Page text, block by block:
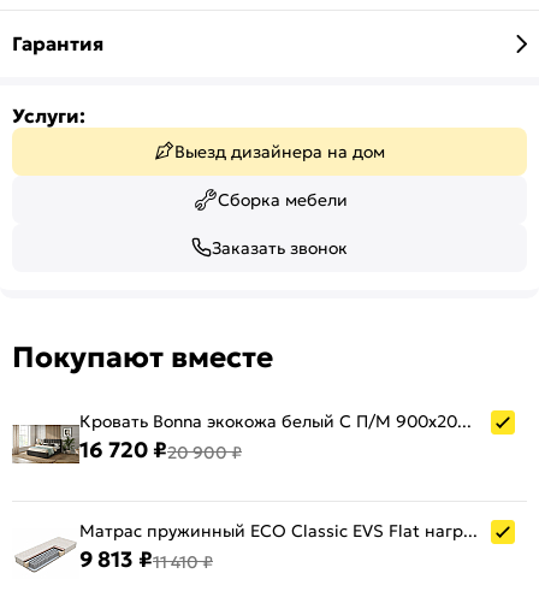
Гарантия
Услуги:
Выезд дизайнера на дом
Сборка мебели
Заказать звонок
Покупают вместе
Кровать Bonna экокожа белый С П/М 900x2000, ортопедическое основание, изголовье мягкое
16 720 ₽20 900 ₽
Матрас пружинный ECO Classic EVS Flat нагрузка до 100 кг 900x2000
9 813 ₽11 410 ₽